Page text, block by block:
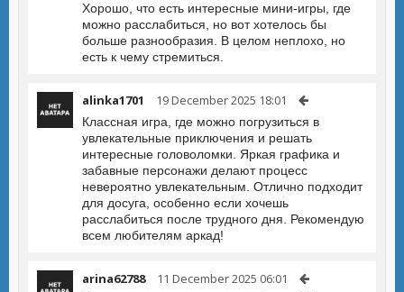
Хорошо, что есть интересные мини-игры, где
можно расслабиться, но вот хотелось бы
больше разнообразия. В целом неплохо, но
есть к чему стремиться.
alinka1701 19 December 2025 18:01
Классная игра, где можно погрузиться в
увлекательные приключения и решать
интересные головоломки. Яркая графика и
забавные персонажи делают процесс
невероятно увлекательным. Отлично подходит
для досуга, особенно если хочешь
расслабиться после трудного дня. Рекомендую
всем любителям аркад!
arina62788 11 December 2025 06:01